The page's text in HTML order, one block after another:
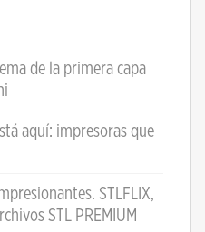
de la primera capa
aquí: impresoras que
STLFLIX,
STL PREMIUM